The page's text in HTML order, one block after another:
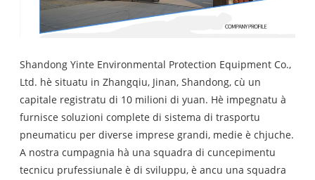
Shandong Yinte Environmental Protection Equipment Co.,
Ltd. hè situatu in Zhangqiu, Jinan, Shandong, cù un
capitale registratu di 10 milioni di yuan. Hè impegnatu à
furnisce soluzioni complete di sistema di trasportu
pneumaticu per diverse imprese grandi, medie è chjuche.
A nostra cumpagnia hà una squadra di cuncepimentu
tecnicu prufessiunale è di sviluppu, è ancu una squadra